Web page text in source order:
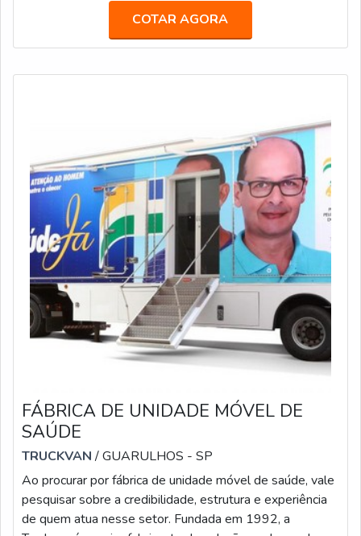
camarim móvel.MAIS DETALHES SOBRE AS CASESOs
camarins móveis da Truckvan já foram usados por
COTAR AGORA
FÁBRICA DE UNIDADE MÓVEL DE
SAÚDE
TRUCKVAN/ GUARULHOS - SP
Ao procurar por fábrica de unidade móvel de saúde, vale
pesquisar sobre a credibilidade, estrutura e experiência
de quem atua nesse setor. Fundada em 1992, a